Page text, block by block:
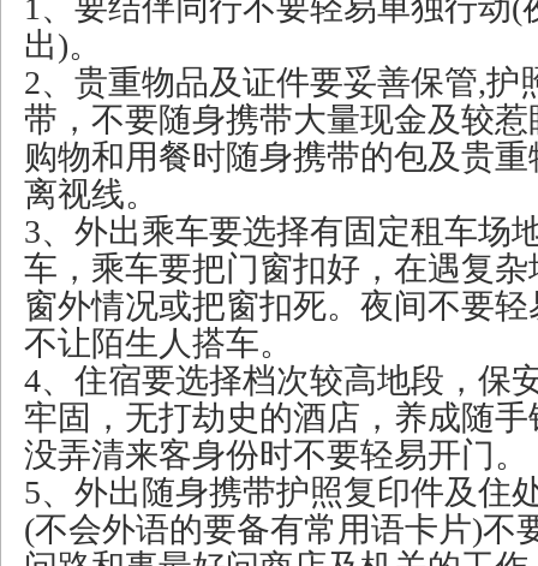
1、要结伴同行不要轻易单独行动(
出)。
2、贵重物品及证件要妥善保管,护
带，不要随身携带大量现金及较
购物和用餐时随身携带的包及贵
离视线。
3、外出乘车要选择有固定租车场
车，乘车要把门窗扣好，在遇复
窗外情况或把窗扣死。夜间不要
不让陌生人搭车。
4、住宿要选择档次较高地段，保
牢固，无打劫史的酒店，养成随
没弄清来客身份时不要轻易开门。
5、外出随身携带护照复印件及住
(不会外语的要备有常用语卡片)不